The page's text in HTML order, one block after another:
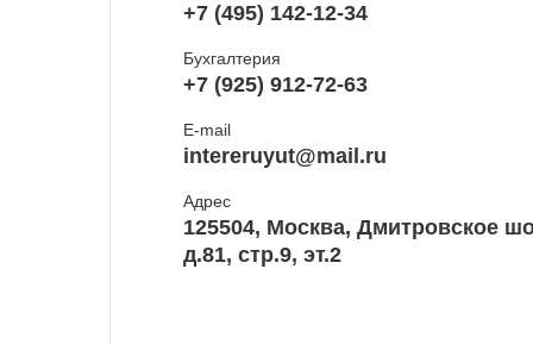
+7 (495) 142-12-34
Бухгалтерия
+7 (925) 912-72-63
E-mail
intereruyut@mail.ru
Адрес
125504, Москва, Дмитровское
д.81, стр.9, эт.2